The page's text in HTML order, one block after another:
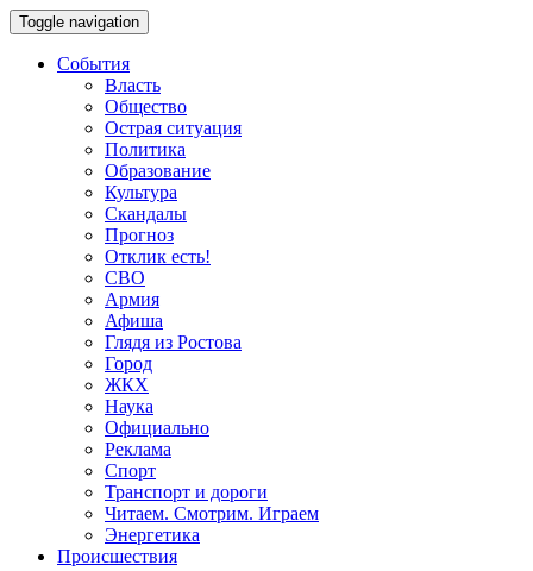
Toggle navigation
События
Власть
Общество
Острая ситуация
Политика
Образование
Культура
Скандалы
Прогноз
Отклик есть!
СВО
Армия
Афиша
Глядя из Ростова
Город
ЖКХ
Наука
Официально
Реклама
Спорт
Транспорт и дороги
Читаем. Смотрим. Играем
Энергетика
Происшествия